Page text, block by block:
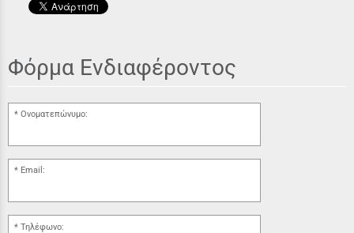
Φόρμα Ενδιαφέροντος
Ονοματεπώνυμο:
Email:
Τηλέφωνο: